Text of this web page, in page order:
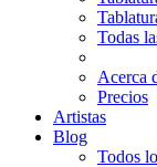
Todas
Acerca
Precios
Artistas
Blog
Todos